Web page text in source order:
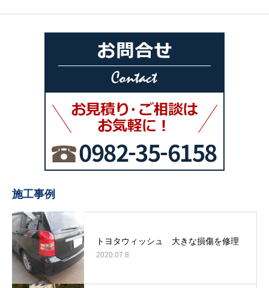
施工事例
トヨタウィッシュ 大きな損傷を修理
2020.07.8